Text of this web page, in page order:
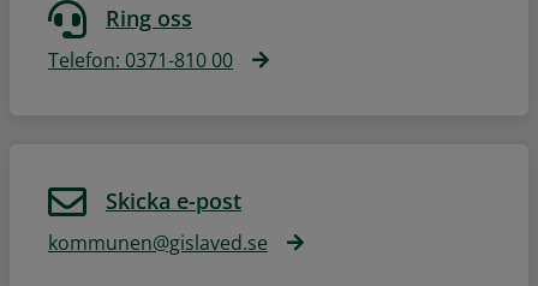
Ring oss
Telefon: 0371-810 00
Skicka e-post
kommunen@gislaved.se